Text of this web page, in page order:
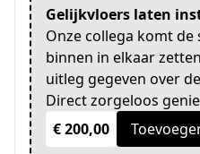
Gelijkvloers laten
Onze collega komt de
binnen in elkaar
uitleg gegeven over
Direct zorgeloos
€ 200,00